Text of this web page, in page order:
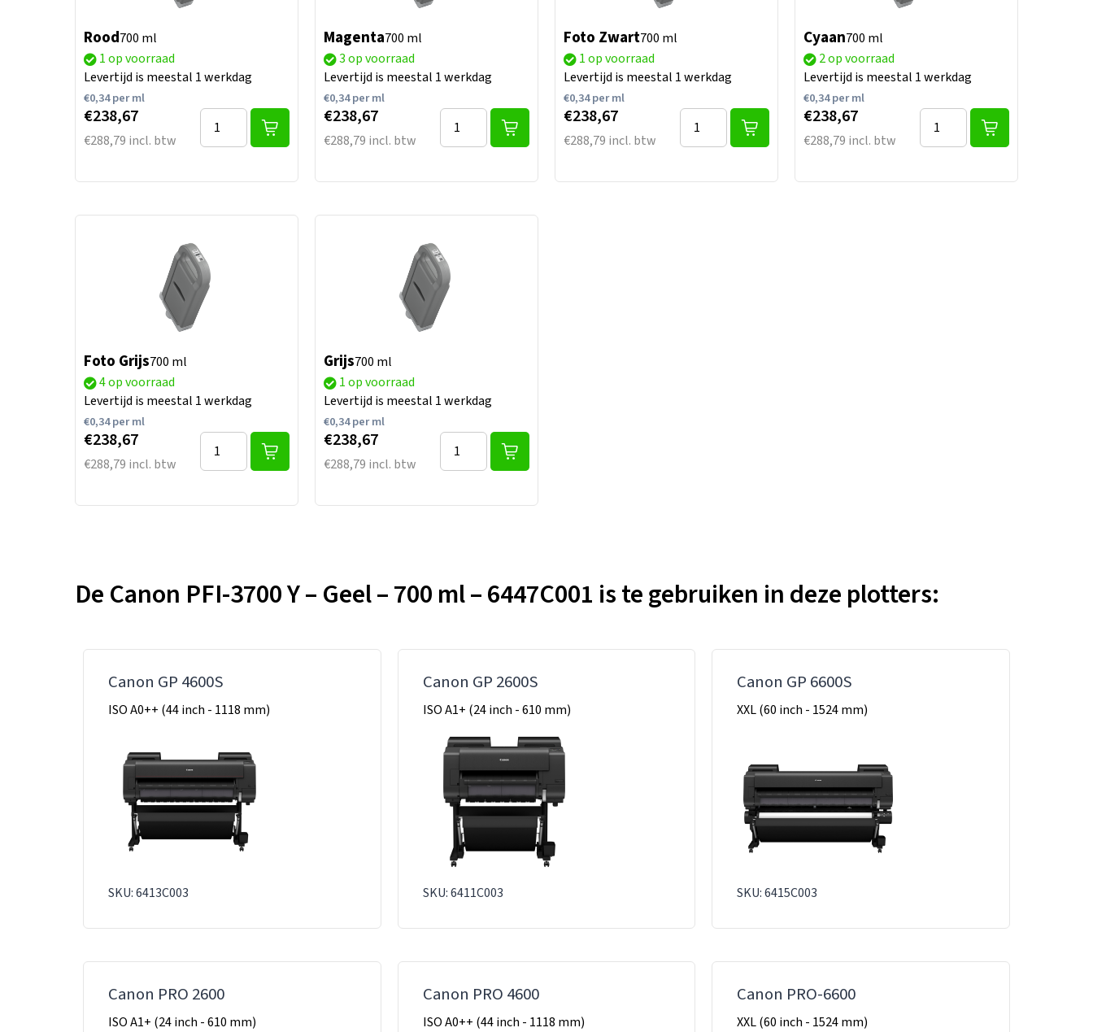
Rood700 ml
1 op voorraad
Levertijd is meestal 1 werkdag
€0,34per ml
€238,67
€288,79 incl. btw
Magenta700 ml
3 op voorraad
Levertijd is meestal 1 werkdag
€0,34per ml
€238,67
€288,79 incl. btw
Foto Zwart700 ml
1 op voorraad
Levertijd is meestal 1 werkdag
€0,34per ml
€238,67
€288,79 incl. btw
Cyaan700 ml
2 op voorraad
Levertijd is meestal 1 werkdag
€0,34per ml
€238,67
€288,79 incl. btw
Foto Grijs700 ml
4 op voorraad
Levertijd is meestal 1 werkdag
€0,34per ml
€238,67
€288,79 incl. btw
Grijs700 ml
1 op voorraad
Levertijd is meestal 1 werkdag
€0,34per ml
€238,67
€288,79 incl. btw
De Canon PFI-3700 Y – Geel – 700 ml – 6447C001 is te gebruiken in deze plotters:
Canon GP 4600S
ISO A0++ (44 inch - 1118 mm)
SKU: 6413C003
Canon GP 2600S
ISO A1+ (24 inch - 610 mm)
SKU: 6411C003
Canon GP 6600S
XXL (60 inch - 1524 mm)
SKU: 6415C003
Canon PRO 2600
ISO A1+ (24 inch - 610 mm)
Canon PRO 4600
ISO A0++ (44 inch - 1118 mm)
Canon PRO-6600
XXL (60 inch - 1524 mm)